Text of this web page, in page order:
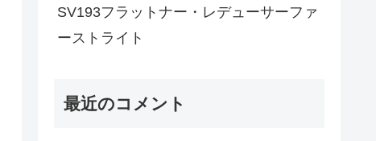
SV193フラットナー・レデューサーファ
ーストライト
最近のコメント